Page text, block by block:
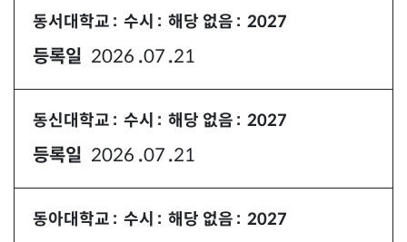
동서대학교 수시 해당 없음 2027
등록일 2026
년
07
월
21
일
동신대학교 수시 해당 없음 2027
등록일 2026
년
07
월
21
일
동아대학교 수시 해당 없음 2027